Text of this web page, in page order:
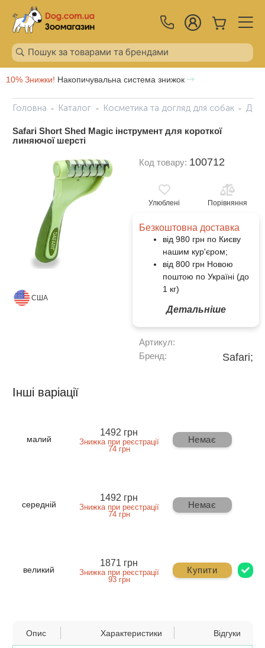
10% Знижки! Накопичувальна система знижок
Головна Каталог Косметика та догляд для собак
Safari Short Shed Magic інструмент для короткої
линяючої шерсті
США
Код товару: 100712
Улюблені Порівняння
Безкоштовна доставка
від 980 грн по Києву
нашим кур'єром;
від 800 грн Новою
поштою по Україні (до
1 кг)
Детальніше
Артикул:
Бренд:
Safari;
Інші варіації
малий
1492 грн
Знижка при реєстрації
74 грн
Немає
середній
1492 грн
Знижка при реєстрації
74 грн
Немає
великий
1871 грн
Знижка при реєстрації
93 грн
Купити
Опис Характеристики Відгуки